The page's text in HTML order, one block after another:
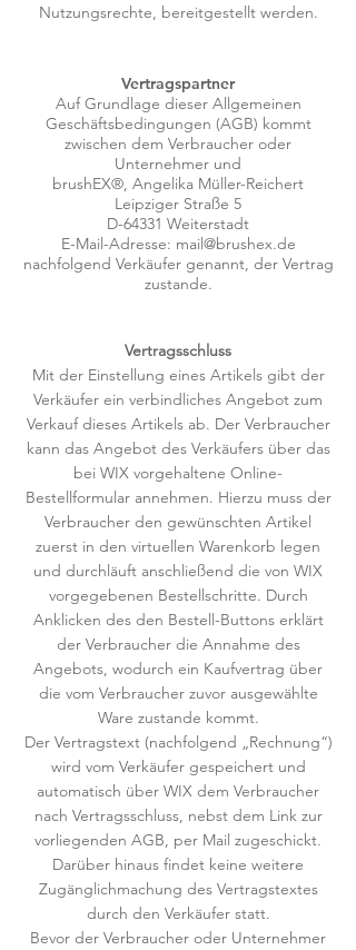
Nutzungsrechte, bereitgestellt werden.
Vertragspartner
Auf Grundlage dieser Allgemeinen
Geschäftsbedingungen (AGB) kommt
zwischen dem Verbraucher oder
Unternehmer und
brushEX®, Angelika Müller-Reichert
Leipziger Straße 5
D-64331 Weiterstadt
E-Mail-Adresse: mail@brushex.de
nachfolgend Verkäufer genannt, der Vertrag
zustande.
Vertragsschluss
Mit der Einstellung eines Artikels gibt der
Verkäufer ein verbindliches Angebot zum
Verkauf dieses Artikels ab. Der Verbraucher
kann das Angebot des Verkäufers über das
bei WIX vorgehaltene Online-
Bestellformular annehmen. Hierzu muss der
Verbraucher den gewünschten Artikel
zuerst in den virtuellen Warenkorb legen
und durchläuft anschließend die von WIX
vorgegebenen Bestellschritte. Durch
Anklicken des den Bestell-Buttons erklärt
der Verbraucher die Annahme des
Angebots, wodurch ein Kaufvertrag über
die vom Verbraucher zuvor ausgewählte
Ware zustande kommt.
Der Vertragstext (nachfolgend „Rechnung“)
wird vom Verkäufer gespeichert und
automatisch über WIX dem Verbraucher
nach Vertragsschluss, nebst dem Link zur
vorliegenden AGB, per Mail zugeschickt.
Darüber hinaus findet keine weitere
Zugänglichmachung des Vertragstextes
durch den Verkäufer statt.
Bevor der Verbraucher oder Unternehmer